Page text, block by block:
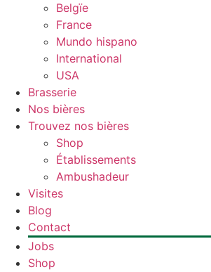
Belgïe
France
Mundo hispano
International
USA
Brasserie
Nos bières
Trouvez nos bières
Shop
Établissements
Ambushadeur
Visites
Blog
Contact
Jobs
Shop